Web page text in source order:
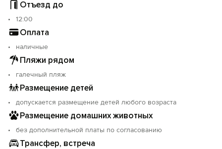
- утюг/гладильная доска на этаже;
- wi-fi во всех номерах и в общественных зонах.
Добро пожаловать в гостиницу «Вилла Ренессанс».
Объект прошёл классификацию. Номер реестровой
записи: С912024004086.
Отъезд до
12:00
Оплата
наличные
Пляжи рядом
галечный пляж
Размещение детей
допускается размещение детей любого возраста
Размещение домашних животных
без дополнительной платы по согласованию
Трансфер, встреча
Войти с помощью